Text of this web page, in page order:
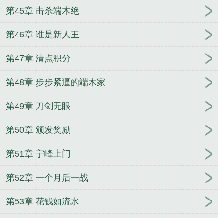
第45章 击杀端木绝
第46章 谁是新人王
第47章 清点积分
第48章 步步紧逼的端木家
第49章 刀剑无眼
第50章 颁发奖励
第51章 宁峰上门
第52章 一个月后一战
第53章 花钱如流水